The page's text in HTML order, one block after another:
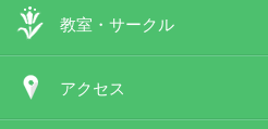
教室・サークル
アクセス